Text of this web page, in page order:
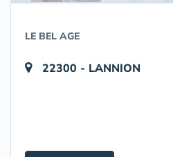
LE BEL AGE
22300 - LANNION